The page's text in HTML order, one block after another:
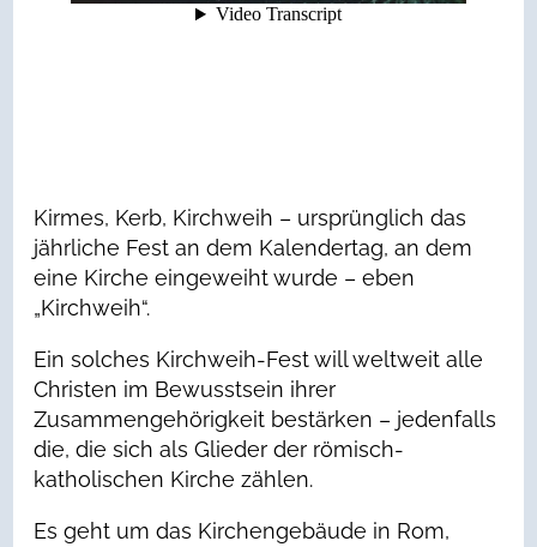
Kirmes, Kerb, Kirchweih – ursprünglich das
jährliche Fest an dem Kalendertag, an dem
eine Kirche eingeweiht wurde – eben
„Kirchweih“.
Ein solches Kirchweih-Fest will weltweit alle
Christen im Bewusstsein ihrer
Zusammengehörigkeit bestärken – jedenfalls
die, die sich als Glieder der römisch-
katholischen Kirche zählen.
Es geht um das Kirchengebäude in Rom,